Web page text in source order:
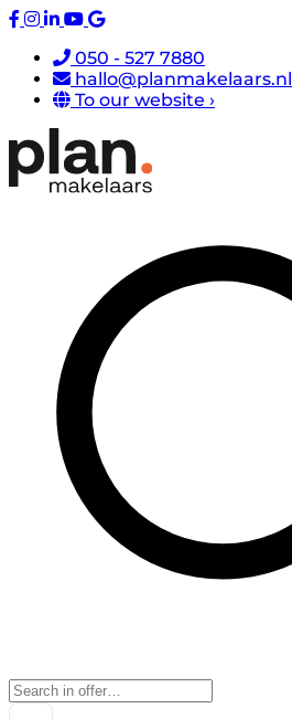
050 - 527 7880
hallo@planmakelaars.nl
To our website ›